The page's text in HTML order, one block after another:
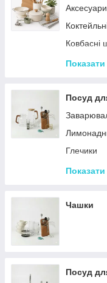
Вази для
Статуетки
Ковбасні
Кухонні
Терки
Набори
Ємності
Набори
Маслянки
Посуд
Глечики
Склянки
Келихи
Чашки
Посуд